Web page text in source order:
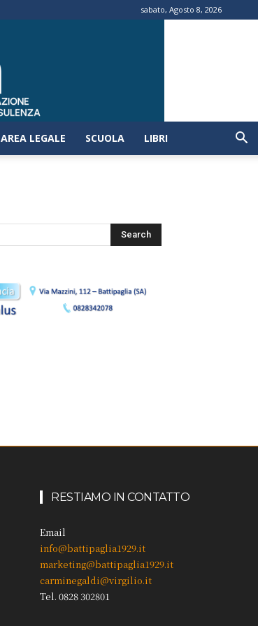
sabato, Agosto 8, 2026
AREA LEGALE SCUOLA LIBRI
RESTIAMO IN CONTATTO
Email
info@battipaglia1929.it
marketing@battipaglia1929.it
carminegaldi@virgilio.it
Tel. 0828 302801